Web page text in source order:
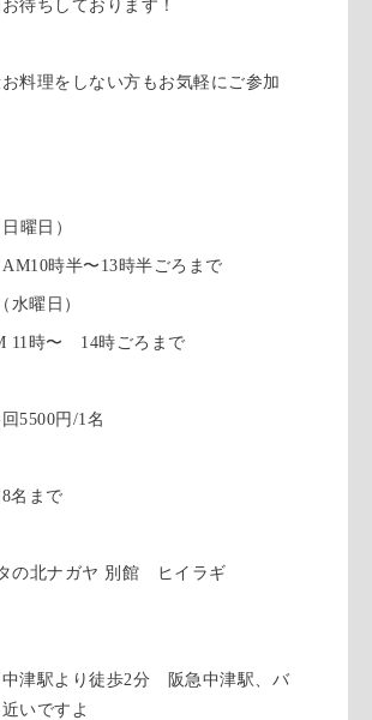
待ちしております！
料理をしない方もお気軽にご参加
曜日）
時半〜13時半ごろまで
水曜日）
11時〜 14時ごろまで
5500円/1名
名まで
の北ナガヤ 別館 ヒイラギ
中津駅より徒歩2分 阪急中津駅、バ
いですよ